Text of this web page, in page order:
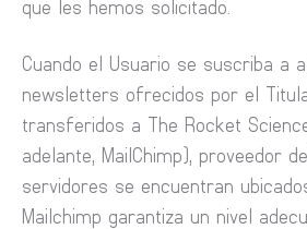
que les hemos solicitado.
Cuando el Usuario se suscriba a
newsletters ofrecidos por el
transferidos a The Rocket
adelante, MailChimp), proveedor
servidores se encuentran
Mailchimp garantiza un nivel